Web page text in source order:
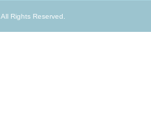
. All Rights Reserved.